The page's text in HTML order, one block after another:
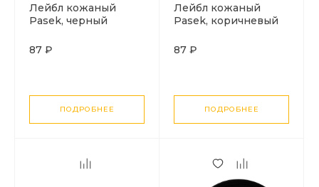
Лейбл кожаный
Pasek, черный
87 ₽
ПОДРОБНЕЕ
Лейбл кожаный
Pasek, коричневый
87 ₽
ПОДРОБНЕЕ